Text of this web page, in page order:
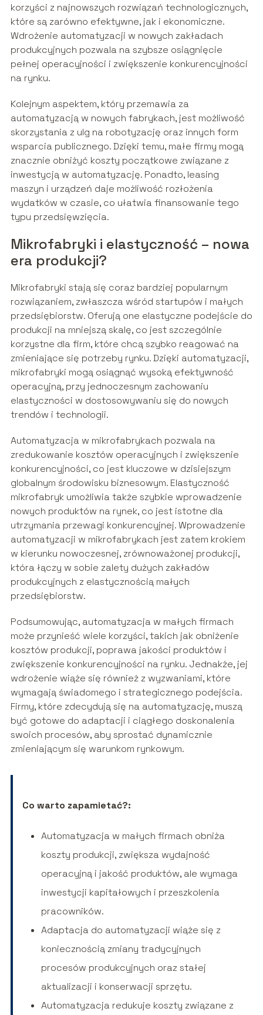
korzyści z najnowszych rozwiązań technologicznych,
które są zarówno efektywne, jak i ekonomiczne.
Wdrożenie automatyzacji w nowych zakładach
produkcyjnych pozwala na szybsze osiągnięcie
pełnej operacyjności i zwiększenie konkurencyjności
na rynku.
Kolejnym aspektem, który przemawia za
automatyzacją w nowych fabrykach, jest możliwość
skorzystania z ulg na robotyzację oraz innych form
wsparcia publicznego. Dzięki temu, małe firmy mogą
znacznie obniżyć koszty początkowe związane z
inwestycją w automatyzację. Ponadto, leasing
maszyn i urządzeń daje możliwość rozłożenia
wydatków w czasie, co ułatwia finansowanie tego
typu przedsięwzięcia.
Mikrofabryki i elastyczność – nowa
era produkcji?
Mikrofabryki stają się coraz bardziej popularnym
rozwiązaniem, zwłaszcza wśród startupów i małych
przedsiębiorstw. Oferują one elastyczne podejście do
produkcji na mniejszą skalę, co jest szczególnie
korzystne dla firm, które chcą szybko reagować na
zmieniające się potrzeby rynku. Dzięki automatyzacji,
mikrofabryki mogą osiągnąć wysoką efektywność
operacyjną, przy jednoczesnym zachowaniu
elastyczności w dostosowywaniu się do nowych
trendów i technologii.
Automatyzacja w mikrofabrykach pozwala na
zredukowanie kosztów operacyjnych i zwiększenie
konkurencyjności, co jest kluczowe w dzisiejszym
globalnym środowisku biznesowym. Elastyczność
mikrofabryk umożliwia także szybkie wprowadzenie
nowych produktów na rynek, co jest istotne dla
utrzymania przewagi konkurencyjnej. Wprowadzenie
automatyzacji w mikrofabrykach jest zatem krokiem
w kierunku nowoczesnej, zrównoważonej produkcji,
która łączy w sobie zalety dużych zakładów
produkcyjnych z elastycznością małych
przedsiębiorstw.
Podsumowując, automatyzacja w małych firmach
może przynieść wiele korzyści, takich jak obniżenie
kosztów produkcji, poprawa jakości produktów i
zwiększenie konkurencyjności na rynku. Jednakże, jej
wdrożenie wiąże się również z wyzwaniami, które
wymagają świadomego i strategicznego podejścia.
Firmy, które zdecydują się na automatyzację, muszą
być gotowe do adaptacji i ciągłego doskonalenia
swoich procesów, aby sprostać dynamicznie
zmieniającym się warunkom rynkowym.
Co warto zapamietać?:
Automatyzacja w małych firmach obniża
koszty produkcji, zwiększa wydajność
operacyjną i jakość produktów, ale wymaga
inwestycji kapitałowych i przeszkolenia
pracowników.
Adaptacja do automatyzacji wiąże się z
koniecznością zmiany tradycyjnych
procesów produkcyjnych oraz stałej
aktualizacji i konserwacji sprzętu.
Automatyzacja redukuje koszty związane z